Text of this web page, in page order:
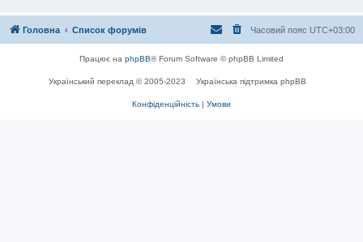
Головна Список форумів Часовий пояс UTC+03:00
Працює на phpBB® Forum Software © phpBB Limited
Український переклад © 2005-2023 Українська підтримка phpBB
Конфіденційність | Умови